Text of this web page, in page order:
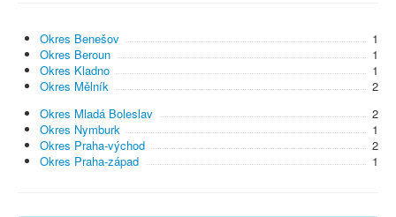
Okres Benešov
1
Okres Beroun
1
Okres Kladno
1
Okres Mělník
2
Okres Mladá Boleslav
2
Okres Nymburk
1
Okres Praha-východ
2
Okres Praha-západ
1